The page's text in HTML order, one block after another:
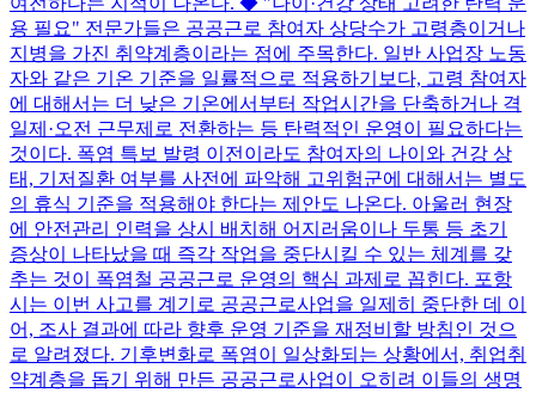
용 필요" 전문가들은 공공근로 참여자 상당수가 고령층이거나
지병을 가진 취약계층이라는 점에 주목한다. 일반 사업장 노동
자와 같은 기온 기준을 일률적으로 적용하기보다, 고령 참여자
에 대해서는 더 낮은 기온에서부터 작업시간을 단축하거나 격
일제·오전 근무제로 전환하는 등 탄력적인 운영이 필요하다는
것이다. 폭염 특보 발령 이전이라도 참여자의 나이와 건강 상
태, 기저질환 여부를 사전에 파악해 고위험군에 대해서는 별도
의 휴식 기준을 적용해야 한다는 제안도 나온다. 아울러 현장
에 안전관리 인력을 상시 배치해 어지러움이나 두통 등 초기
증상이 나타났을 때 즉각 작업을 중단시킬 수 있는 체계를 갖
추는 것이 폭염철 공공근로 운영의 핵심 과제로 꼽힌다. 포항
시는 이번 사고를 계기로 공공근로사업을 일제히 중단한 데 이
어, 조사 결과에 따라 향후 운영 기준을 재정비할 방침인 것으
로 알려졌다. 기후변화로 폭염이 일상화되는 상황에서, 취업취
약계층을 돕기 위해 만든 공공근로사업이 오히려 이들의 생명